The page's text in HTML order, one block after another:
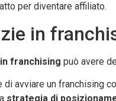
per diventare affiliato.
in
franchising può avere
di avviare un franchising
strategia di